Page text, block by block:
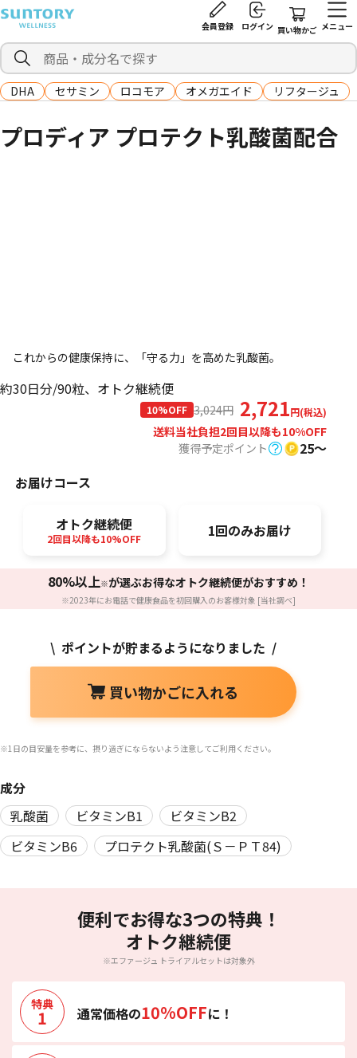
会員登録 ログイン 買い物かご メニュー
DHA セサミン ロコモア オメガエイド リフタージュ
プロディア プロテクト乳酸菌配合
これからの健康保持に、「守る力」を高めた乳酸菌。
約30日分/90粒、オトク継続便
10%OFF 3,024円 2,721円(税込)
送料当社負担2回目以降も10%OFF
獲得予定ポイント
25〜
お届けコース
オトク継続便
2回目以降も10%OFF 1回のみお届け
80%以上※が選ぶお得なオトク継続便がおすすめ！
※2023年にお電話で健康食品を初回購入のお客様対象 [当社調べ]
\ ポイントが貯まるようになりました /
買い物かごに入れる
※1日の目安量を参考に、摂り過ぎにならないよう注意してご利用ください。
成分
乳酸菌
ビタミンB1
ビタミンB2
ビタミンB6
プロテクト乳酸菌(Ｓ－ＰＴ84)
便利でお得な3つの特典！
オトク継続便
※エファージュ トライアルセットは対象外
特典
1 通常価格の10%OFFに！